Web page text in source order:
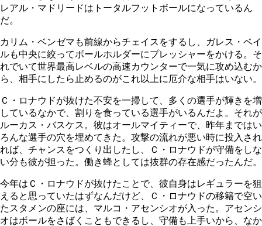
レアル・マドリードはトータルフットボールになっているん
だ。
カリム・ベンゼマも前線からチェイスをするし、ガレス・ベイ
ルも中央に絞ってボールホルダーにプレッシャーをかける。そ
れでいて世界最高レベルの高速カウンターで一気に攻め込むか
ら、相手にしたら止めるのがこれ以上に厄介な相手はいない。
Ｃ・ロナウドが抜けた不安を一掃して、多くの選手が輝きを増
しているなかで、割りを食っている選手がいるんだよ。それが
ルーカス・バスケス。彼はオールマイティーで、昨年まではい
ろんな選手の穴を埋めてきた。攻撃の流れが悪い時に投入され
れば、チャンスをつくり出したし、Ｃ・ロナウドが守備をしな
い分も彼が担った。働き蜂としては抜群の存在感だったんだ。
今年はＣ・ロナウドが抜けたことで、彼自身はレギュラーを狙
えると思っていたはずなんだけど、Ｃ・ロナウドの移籍で空い
たスタメンの座には、マルコ・アセンシオが入った。アセンシ
オはボールをさばくこともできるし、守備も上手いから、なか